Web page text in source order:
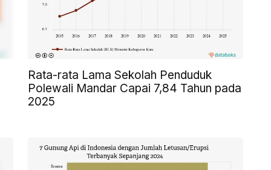
Rata-rata Lama Sekolah Penduduk
Polewali Mandar Capai 7,84 Tahun pada
2025